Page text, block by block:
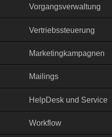
Vorgangsverwaltung
Vertriebssteuerung
Marketingkampagnen
Mailings
HelpDesk und Service
Workflow